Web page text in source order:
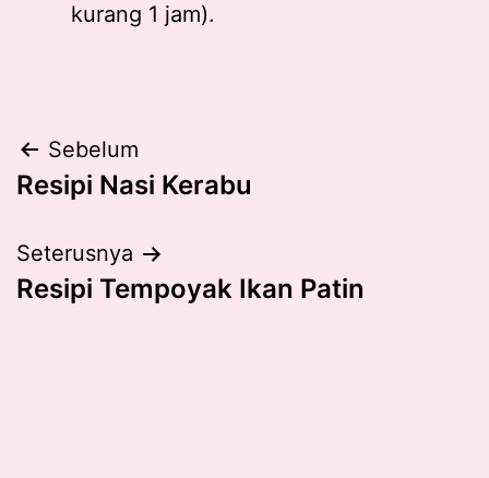
kurang 1 jam).
Post
navigation
Sebelum
Resipi Nasi Kerabu
Seterusnya
Resipi Tempoyak Ikan Patin